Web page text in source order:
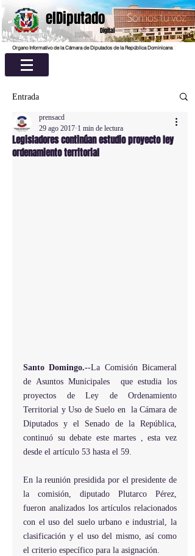
elDiputado
Digital
Organo Informativo de la Cámara de Diputados de la República Dominicana
Entrada
Legisladores continúan estudio proyecto ley
ordenamiento territorial
prensacd
29 ago 2017 1 min de lectura
Santo Domingo.--La Comisión Bicameral
de Asuntos Municipales  que estudia los
proyectos de Ley de Ordenamiento
Territorial y Uso de Suelo en  la Cámara de
Diputados y el Senado de la República,
continuó su debate este martes , esta vez
desde el artículo 53 hasta el 59.
En la reunión presidida por el presidente de
la comisión, diputado Plutarco Pérez,
fueron analizados los artículos relacionados
con el uso del suelo urbano e industrial, la
clasificación y el uso del mismo, así como
el criterio específico para la asignación.